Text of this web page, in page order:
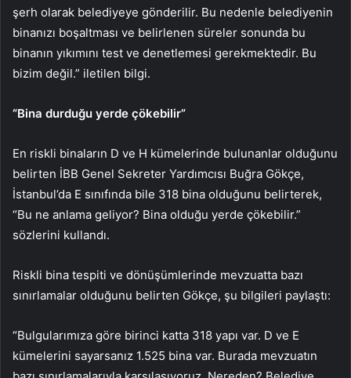
şerh olarak belediyeye gönderilir. Bu nedenle belediyenin
binanızı boşaltması ve belirlenen süreler sonunda bu
binanın yıkımını test ve denetlemesi gerekmektedir. Bu
bizim değil.” iletilen bilgi.
“Bina durduğu yerde çökebilir”
En riskli binaların D ve H kümelerinde bulunanlar olduğunu
belirten İBB Genel Sekreter Yardımcısı Buğra Gökçe,
İstanbul’da E sınıfında bile 318 bina olduğunu belirterek,
“Bu ne anlama geliyor? Bina olduğu yerde çökebilir.”
sözlerini kullandı.
Riskli bina tespiti ve dönüşümlerinde mevzuatta bazı
sınırlamalar olduğunu belirten Gökçe, şu bilgileri paylaştı:
“Bulgularımıza göre birinci katta 318 yapı var. D ve E
kümelerini sayarsanız 1.525 bina var. Burada mevzuatın